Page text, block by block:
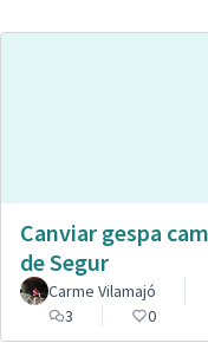
Canviar gespa
de Segur
Carme Vilamajó
3
0